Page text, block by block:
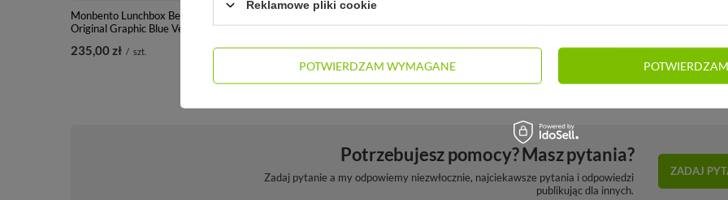
Monbento Lunchbox Bento
Original Graphic Blue Vegetal
235,00 zł / szt.
Monbento Lunchbox Bento
195,00 zł / szt. 145,00 zł / szt. 195,00 zł / szt.
Potrzebujesz pomocy? Masz pytania?
Zadaj pytanie a my odpowiemy niezwłocznie, najciekawsze pytania i odpowiedzi
publikując dla innych.
ZADAJ
Reklamowe pliki cookie
POTWIERDZAM WYMAGANE